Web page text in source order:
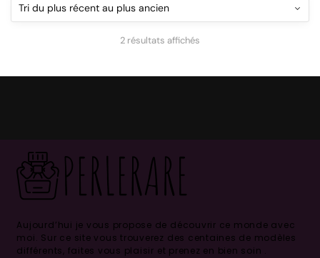
2 résultats affichés
Aujourd’hui je vous propose de découvrir ce monde avec
moi. Sur ce site vous trouverez des centaines de modèles
différents, faites vous plaisir et prenez en bien soin .